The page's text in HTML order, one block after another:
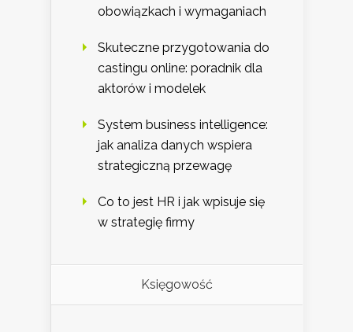
obowiązkach i wymaganiach
Skuteczne przygotowania do
castingu online: poradnik dla
aktorów i modelek
System business intelligence:
jak analiza danych wspiera
strategiczną przewagę
Co to jest HR i jak wpisuje się
w strategię firmy
Księgowość